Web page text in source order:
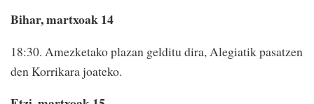
Bihar, martxoak 14
18:30. Amezketako plazan gelditu dira, Alegiatik pasatzen
den Korrikara joateko.